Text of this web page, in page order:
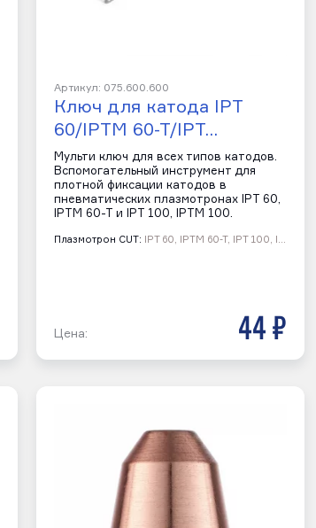
Артикул: 075.600.600
Ключ для катода IPT
60/IPTM 60-T/IPT…
Мульти ключ для всех типов катодов.
Вспомогательный инструмент для
плотной фиксации катодов в
пневматических плазмотронах IPT 60,
IPTM 60-T и IPT 100, IPTM 100.
Плазмотрон CUT: IPT 60, IPTM 60-T, IPT 100, IPTM 100
Цена: 44 р